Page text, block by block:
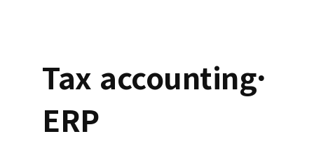
Tax accounting·
ERP